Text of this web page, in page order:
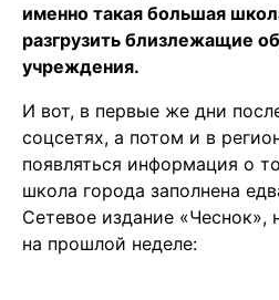
именно такая большая
разгрузить близлежащие
учреждения.
И вот, в первые же дни
соцсетях, а потом и в
появляться информация о
школа города заполнена
Сетевое издание
на прошлой неделе: